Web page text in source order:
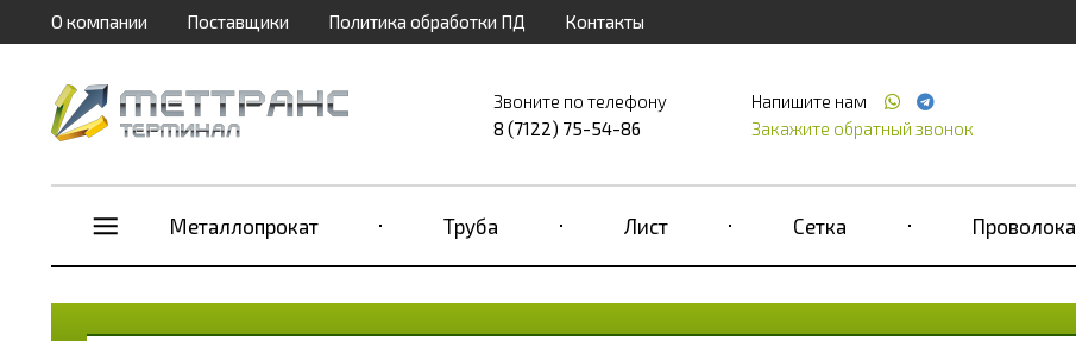
О компании Поставщики Политика обработки ПД Контакты
Звоните по телефону
8 (7122) 75-54-86
Напишите нам
Закажите обратный звонок
Металлопрокат Труба Лист Сетка Проволока